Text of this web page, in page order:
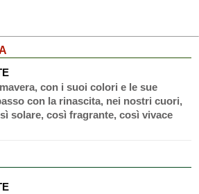
con i suoi colori e le sue
con la rinascita, nei nostri cuori,
solare, così fragrante, così vivace